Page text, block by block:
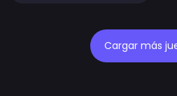
Cargar más